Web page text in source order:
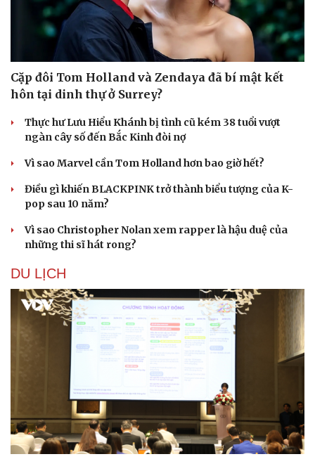
Cặp đôi Tom Holland và Zendaya đã bí mật kết
hôn tại dinh thự ở Surrey?
Thực hư Lưu Hiểu Khánh bị tình cũ kém 38 tuổi vượt
ngàn cây số đến Bắc Kinh đòi nợ
Vì sao Marvel cần Tom Holland hơn bao giờ hết?
Điều gì khiến BLACKPINK trở thành biểu tượng của K-
pop sau 10 năm?
Vì sao Christopher Nolan xem rapper là hậu duệ của
những thi sĩ hát rong?
DU LỊCH